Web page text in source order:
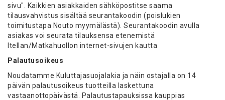
sivu". Kaikkien asiakkaiden sähköpostitse saama
tilausvahvistus sisältää seurantakoodin (poislukien
toimitustapa Nouto myymälästä). Seurantakoodin avulla
asiakas voi seurata tilauksensa etenemistä
Itellan/Matkahuollon internet-sivujen kautta
Palautusoikeus
Noudatamme Kuluttajasuojalakia ja näin ostajalla on 14
päivän palautusoikeus tuotteilla laskettuna
vastaanottopäivästä. Palautustapauksissa kauppias